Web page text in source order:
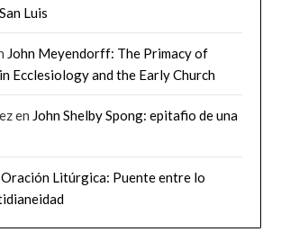
Luis
John Meyendorff: The Primacy of
Ecclesiology and the Early Church
en John Shelby Spong: epitafio de una
Oración Litúrgica: Puente entre lo